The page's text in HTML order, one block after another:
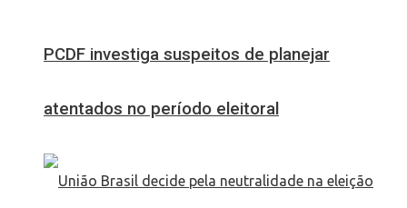
PCDF investiga suspeitos de planejar
atentados no período eleitoral